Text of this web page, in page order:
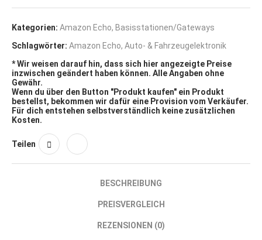
Kategorien: Amazon Echo, Basisstationen/Gateways
Schlagwörter: Amazon Echo, Auto- & Fahrzeugelektronik
* Wir weisen darauf hin, dass sich hier angezeigte Preise
inzwischen geändert haben können. Alle Angaben ohne
Gewähr.
Wenn du über den Button "Produkt kaufen" ein Produkt
bestellst, bekommen wir dafür eine Provision vom Verkäufer.
Für dich entstehen selbstverständlich keine zusätzlichen
Kosten.
Teilen
BESCHREIBUNG
PREISVERGLEICH
REZENSIONEN (0)